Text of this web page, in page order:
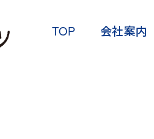
TOP 会社案内